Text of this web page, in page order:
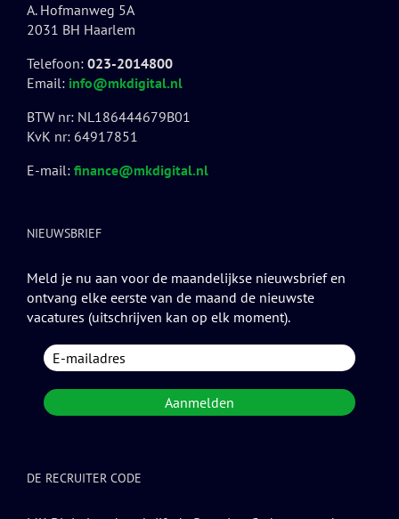
A. Hofmanweg 5A
2031 BH Haarlem
Telefoon: 023-2014800
Email: info@mkdigital.nl
BTW nr: NL186444679B01
KvK nr: 64917851
E-mail: finance@mkdigital.nl
NIEUWSBRIEF
Meld je nu aan voor de maandelijkse nieuwsbrief en
ontvang elke eerste van de maand de nieuwste
vacatures (uitschrijven kan op elk moment).
DE RECRUITER CODE